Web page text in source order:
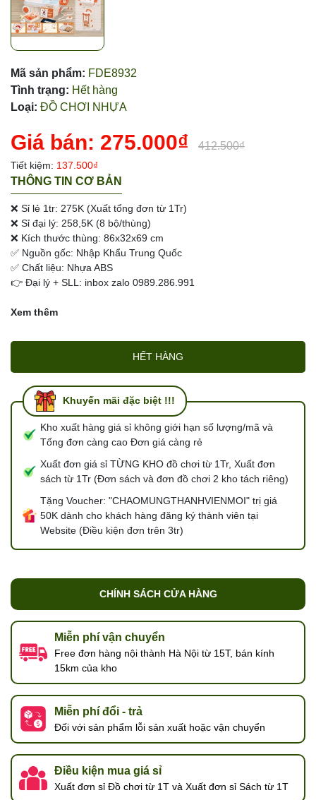
Mã sản phẩm: FDE8932
Tình trạng: Hết hàng
Loại: ĐỒ CHƠI NHỰA
Giá bán: 275.000₫ 412.500₫
Tiết kiệm: 137.500₫
THÔNG TIN CƠ BẢN
❌ Sỉ lẻ 1tr: 275K (Xuất tổng đơn từ 1Tr)
❌ Sỉ đại lý: 258,5K (8 bộ/thùng)
❌ Kích thước thùng: 86x32x69 cm
✅ Nguồn gốc: Nhập Khẩu Trung Quốc
✅ Chất liệu: Nhựa ABS
👉 Đại lý + SLL: inbox zalo 0989.286.991
Xem thêm
HẾT HÀNG
Khuyến mãi đặc biệt !!!
Kho xuất hàng giá sỉ không giới hạn số lượng/mã và
Tổng đơn càng cao Đơn giá càng rẻ
Xuất đơn giá sỉ TỪNG KHO đồ chơi từ 1Tr, Xuất đơn
sách từ 1Tr (Đơn sách và đơn đồ chơi 2 kho tách riêng)
Tặng Voucher: "CHAOMUNGTHANHVIENMOI" trị giá
50K dành cho khách hàng đăng ký thành viên tại
Website (Điều kiện đơn trên 3tr)
CHÍNH SÁCH CỬA HÀNG
Miễn phí vận chuyển
Free đơn hàng nội thành Hà Nội từ 15T, bán kính
15km của kho
Miễn phí đổi - trả
Đối với sản phẩm lỗi sản xuất hoặc vận chuyển
Điều kiện mua giá sỉ
Xuất đơn sỉ Đồ chơi từ 1T và Xuất đơn sỉ Sách từ 1T